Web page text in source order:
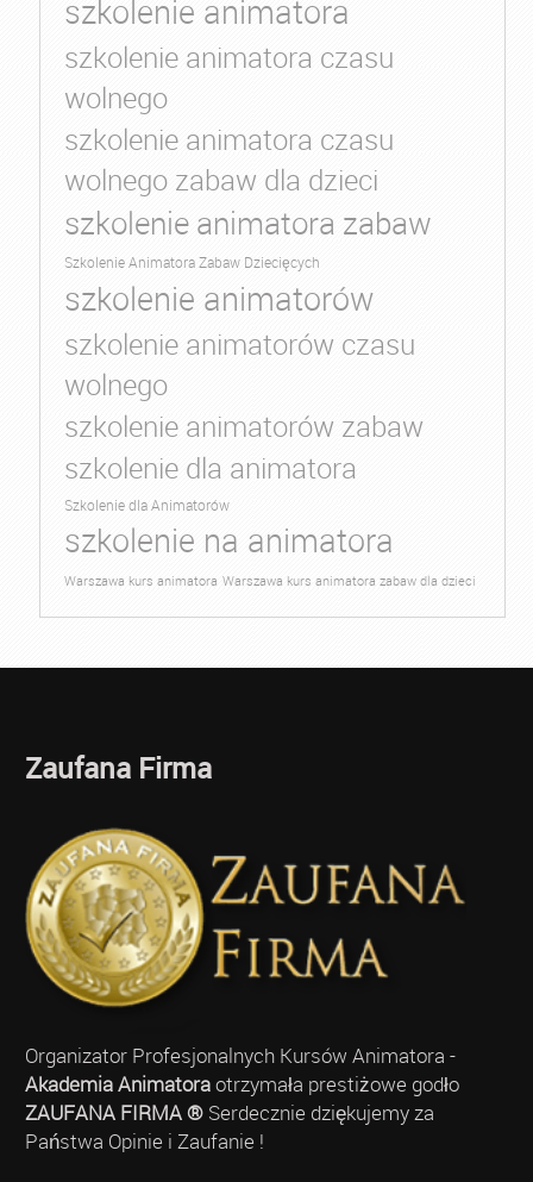
szkolenie animatora
szkolenie animatora czasu
wolnego
szkolenie animatora czasu
wolnego zabaw dla dzieci
szkolenie animatora zabaw
Szkolenie Animatora Zabaw Dziecięcych
szkolenie animatorów
szkolenie animatorów czasu
wolnego
szkolenie animatorów zabaw
szkolenie dla animatora
Szkolenie dla Animatorów
szkolenie na animatora
Warszawa kurs animatora Warszawa kurs animatora zabaw dla dzieci
Zaufana Firma
Organizator Profesjonalnych Kursów Animatora -
Akademia Animatoraotrzymała prestiżowe godło
ZAUFANA FIRMA ®Serdecznie dziękujemy za
Państwa Opinie i Zaufanie !